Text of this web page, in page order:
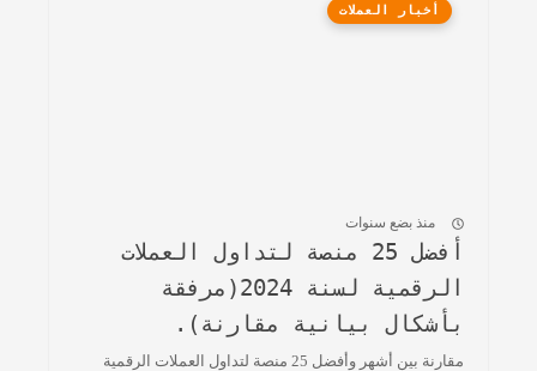
أخبار العملات
منذ بضع سنوات
أفضل 25 منصة لتداول العملات
الرقمية لسنة 2024(مرفقة
بأشكال بيانية مقارنة).
مقارنة بين أشهر وأفضل 25 منصة لتداول العملات الرقمية